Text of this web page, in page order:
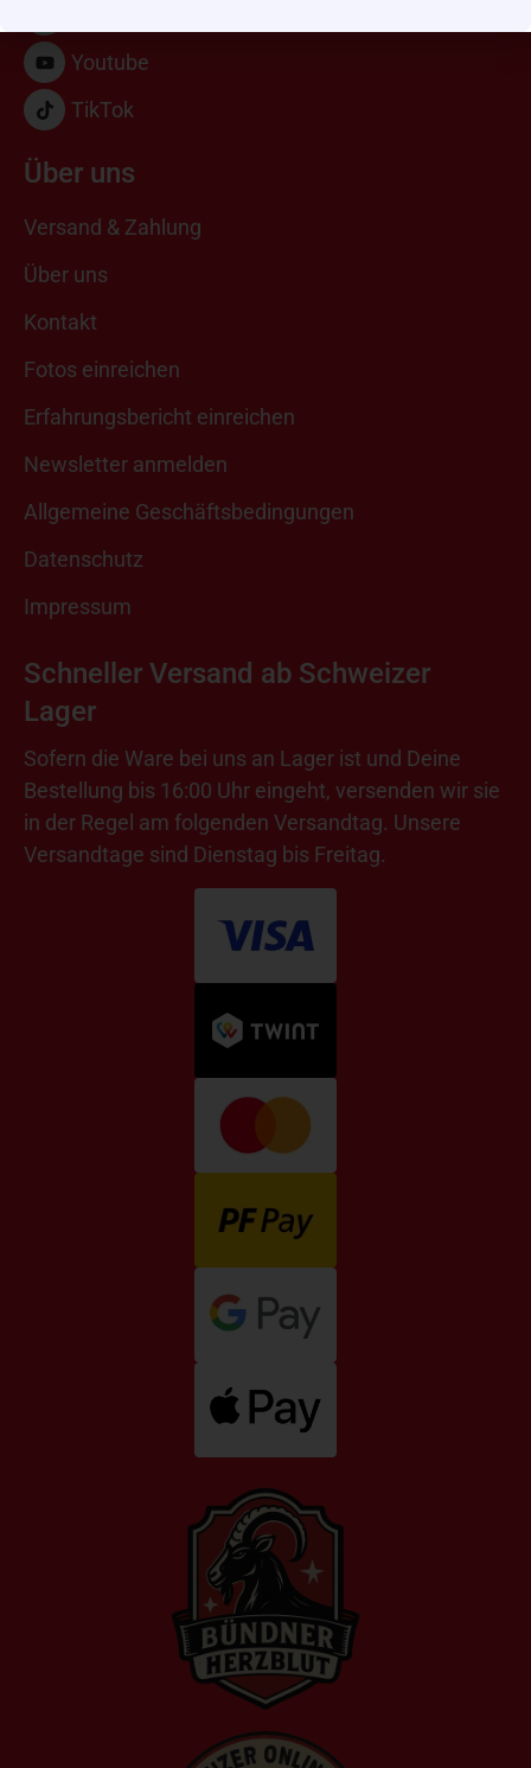
Youtube
TikTok
Über uns
Versand & Zahlung
Über uns
Kontakt
Fotos einreichen
Erfahrungsbericht einreichen
Newsletter anmelden
Allgemeine Geschäftsbedingungen
Datenschutz
Impressum
Schneller Versand ab Schweizer
Lager
Sofern die Ware bei uns an Lager ist und Deine
Bestellung bis 16:00 Uhr eingeht, versenden wir sie
in der Regel am folgenden Versandtag. Unsere
Versandtage sind Dienstag bis Freitag.